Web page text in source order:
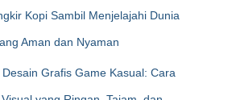
Kopi Sambil Menjelajahi Dunia
Aman dan Nyaman
Grafis Game Kasual: Cara